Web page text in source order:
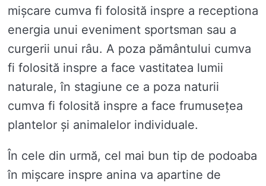
mișcare cumva fi folosită inspre a receptiona
energia unui eveniment sportsman sau a
curgerii unui râu. A poza pământului cumva
fi folosită inspre a face vastitatea lumii
naturale, în stagiune ce a poza naturii
cumva fi folosită inspre a face frumusețea
plantelor și animalelor individuale.
În cele din urmă, cel mai bun tip de podoaba
în mișcare inspre anina va apartine de